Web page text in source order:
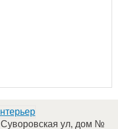
Суворовская ул, дом №